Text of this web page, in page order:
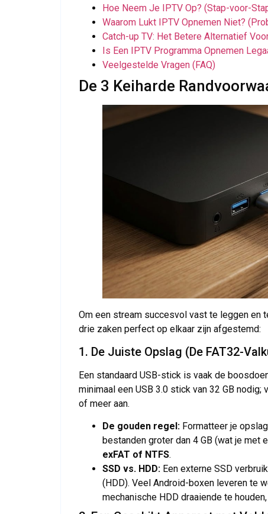
Hoe Neem Je IPTV Op? (Stap-voor-
Waarom Lukt IPTV Opnemen Niet?
Catch-up TV: Het Betere Alternatief
Is Een IPTV Programma Opnemen
Veelgestelde Vragen (FAQ)
De 3 Keiharde
Om een stream succesvol vast te leggen en
drie zaken perfect op elkaar zijn afgestemd:
1. De Juiste Opslag (De FAT32-
Een standaard USB-stick is vaak de
minimaal een USB 3.0 stick van 32 GB
of meer aan.
De gouden regel: Formatteer je opslag
bestanden groter dan 4 GB (wat je met
exFAT of NTFS.
SSD vs. HDD: Een externe SSD
(HDD). Veel Android-boxen leveren te
mechanische HDD draaiende te